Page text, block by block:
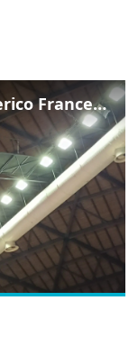
I messaggi di affetto per Federico Franceschin: così il mondo del basket gli è stato accanto fino all’ultimo